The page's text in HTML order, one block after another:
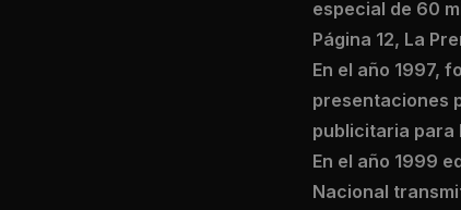
especial de 60
Página 12, La
En el año 1997,
presentaciones
publicitaria para
En el año 1999
Nacional